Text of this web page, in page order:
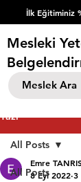
İlk Eğitiminiz
Mesleki
Yazı
All Posts
All Posts
Emre
8 Eyl 2022 3